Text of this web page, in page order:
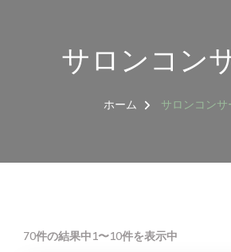
サロンコン
ホーム サロンコンサ
70件の結果中1〜10件を表示中